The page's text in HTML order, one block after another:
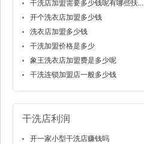
干洗店加盟需要多少钱呢有哪些扶...
开个洗衣店加盟多少钱
洗衣店加盟多少钱
干洗加盟价格是多少
象王洗衣店加盟费是多少呢
干洗连锁加盟店一般多少钱
干洗店利润
开一家小型干洗店赚钱吗